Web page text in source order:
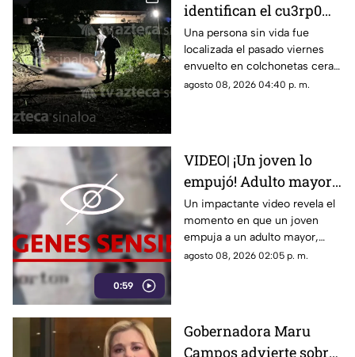
identifican el cu3rp0
envuelto en
colchonetas hallado en
Los Cerritos, Culiacán
Una persona sin vida fue
localizada el pasado viernes
envuelto en colchonetas cera
del sector de Los Cerritos, en
agosto 08, 2026 04:40 p. m.
0:59
VIDEO| ¡Un joven lo
empujó! Adulto mayor
muere atropellado por
un tráiler
Un impactante video revela el
momento en que un joven
empuja a un adulto mayor,
provocando su muerte al ser
agosto 08, 2026 02:05 p. m.
Gobernadora Maru
Campos advierte sobre